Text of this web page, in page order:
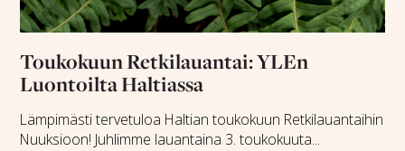
Toukokuun Retkilauantai: YLEn
Luontoilta Haltiassa
Lämpimästi tervetuloa Haltian toukokuun Retkilauantaihin
Nuuksioon! Juhlimme lauantaina 3. toukokuuta...